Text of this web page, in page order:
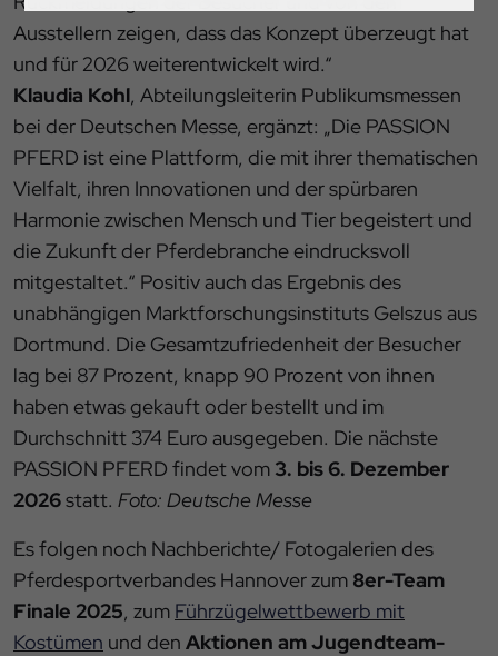
Impressum | Datenschutz
Ausstellern zeigen, dass das Konzept überzeugt hat
und für 2026 weiterentwickelt wird.“
Klaudia Kohl, Abteilungsleiterin Publikumsmessen
bei der Deutschen Messe, ergänzt: „Die PASSION
PFERD ist eine Plattform, die mit ihrer thematischen
Vielfalt, ihren Innovationen und der spürbaren
Harmonie zwischen Mensch und Tier begeistert und
die Zukunft der Pferdebranche eindrucksvoll
mitgestaltet.“ Positiv auch das Ergebnis des
unabhängigen Marktforschungsinstituts Gelszus aus
Dortmund. Die Gesamtzufriedenheit der Besucher
lag bei 87 Prozent, knapp 90 Prozent von ihnen
haben etwas gekauft oder bestellt und im
Durchschnitt 374 Euro ausgegeben. Die nächste
PASSION PFERD findet vom 3. bis 6. Dezember
2026statt. Foto: Deutsche Messe
Es folgen noch Nachberichte/ Fotogalerien des
Pferdesportverbandes Hannover zum 8er-Team
Finale 2025, zum Führzügelwettbewerb mit
Kostümen und den Aktionen am Jugendteam-